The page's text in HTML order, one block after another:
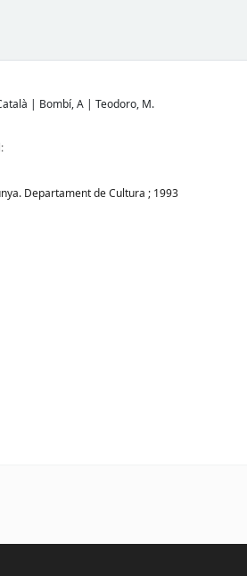
Bombí, A |Teodoro, M.
Departament de Cultura ; 1993